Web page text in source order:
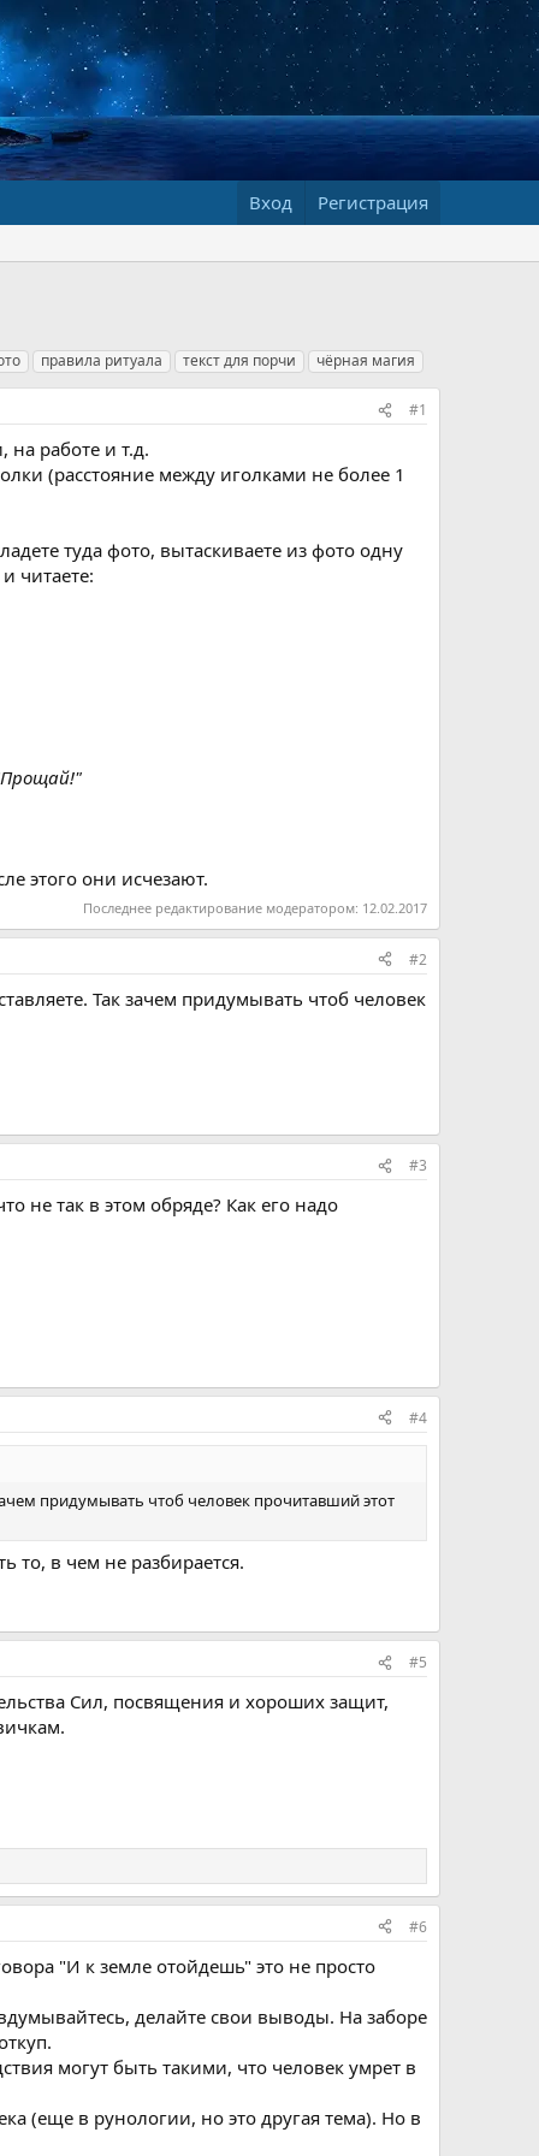
Вход Регистрация
правила ритуала текст для порчи чёрная магия
#1
работе и т.д.
(расстояние между иголками не более 1
туда фото, вытаскиваете из фото одну
читаете:
этого они исчезают.
Последнее редактирование модератором: 12.02.2017
#2
Так зачем придумывать чтоб человек
#3
не так в этом обряде? Как его надо
#4
придумывать чтоб человек прочитавший этот
то, в чем не разбирается.
#5
Сил, посвящения и хороших защит,
#6
"И к земле отойдешь" это не просто
делайте свои выводы. На заборе
могут быть такими, что человек умрет в
(еще в рунологии, но это другая тема). Но в